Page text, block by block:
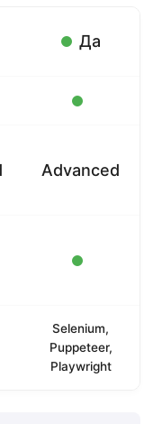
Да
Advanced
Selenium,
Puppeteer,
Playwright